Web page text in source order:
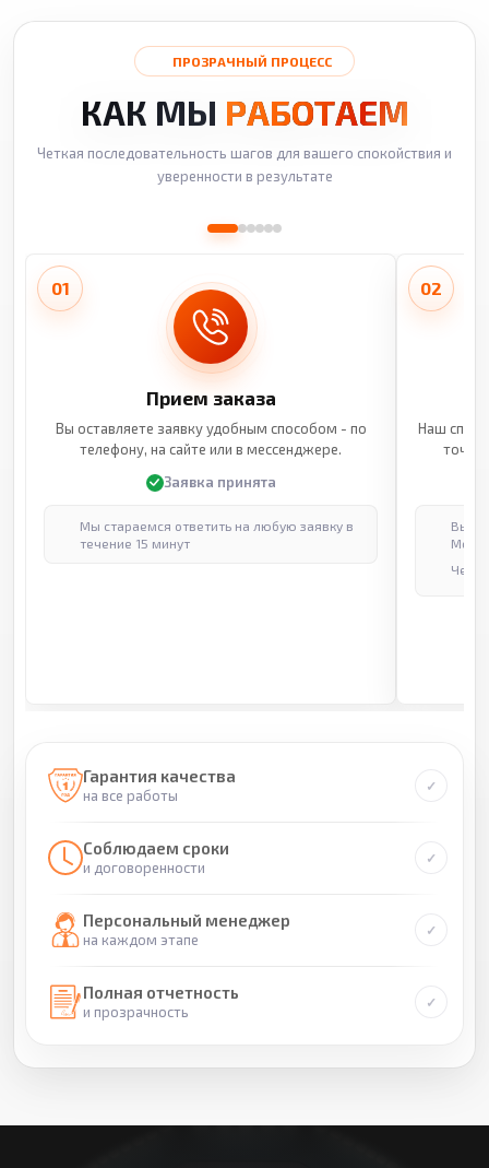
ПРОЗРАЧНЫЙ ПРОЦЕСС
КАК МЫ РАБОТАЕМ
Четкая последовательность шагов для вашего спокойствия и
уверенности в результате
01
Прием заказа
Вы оставляете заявку удобным способом - по
телефону, на сайте или в мессенджере.
Заявка принята
Мы стараемся ответить на любую заявку в
течение 15 минут
02
Наш
Гарантия качества
на все работы
Соблюдаем сроки
и договоренности
Персональный менеджер
на каждом этапе
Полная отчетность
и прозрачность